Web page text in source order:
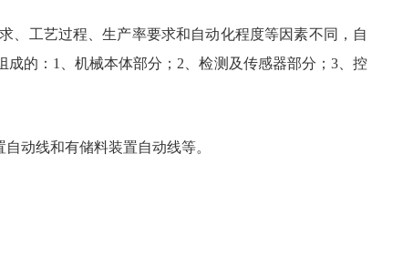
、工艺过程、生产率要求和自动化程度等因素不同，自
的：1、机械本体部分；2、检测及传感器部分；3、控
动线和有储料装置自动线等。